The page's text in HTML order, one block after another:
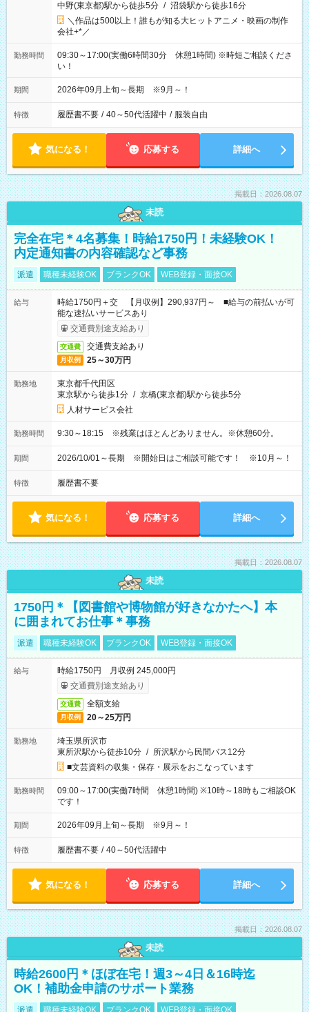
中野(東京都)駅から徒歩5分 / 沼袋駅から徒歩16分
＼作品は500以上！誰もが知る大ヒットアニメ・映画の制作
会社+*／
勤務時間
09:30～17:00(実働6時間30分 休憩1時間) ※時短ご相談くださ
い！
期間 2026年09月上旬～長期 ※9月～！
特徴 履歴書不要 / 40～50代活躍中 / 服装自由
気になる！ 応募する 詳細へ
掲載日：2026.08.07
未読
完全在宅＊4名募集！時給1750円！未経験OK！
内定通知書の内容確認など事務
派遣 職種未経験OK ブランクOK WEB登録・面接OK
給与
時給1750円＋交 【月収例】290,937円～ ■給与の前払いが可
能な速払いサービスあり
交通費別途支給あり
交通費 交通費支給あり
月収例 25～30万円
勤務地
東京都千代田区
東京駅から徒歩1分 / 京橋(東京都)駅から徒歩5分
人材サービス会社
勤務時間 9:30～18:15 ※残業はほとんどありません。※休憩60分。
期間 2026/10/01～長期 ※開始日はご相談可能です！ ※10月～！
特徴 履歴書不要
気になる！ 応募する 詳細へ
掲載日：2026.08.07
未読
1750円＊【図書館や博物館が好きなかたへ】本
に囲まれてお仕事＊事務
派遣 職種未経験OK ブランクOK WEB登録・面接OK
給与
時給1750円 月収例 245,000円
交通費別途支給あり
交通費 全額支給
月収例 20～25万円
勤務地
埼玉県所沢市
東所沢駅から徒歩10分 / 所沢駅から民間バス12分
■文芸資料の収集・保存・展示をおこなっています
勤務時間
09:00～17:00(実働7時間 休憩1時間) ※10時～18時もご相談OK
です！
期間 2026年09月上旬～長期 ※9月～！
特徴 履歴書不要 / 40～50代活躍中
気になる！ 応募する 詳細へ
掲載日：2026.08.07
未読
時給2600円＊ほぼ在宅！週3～4日＆16時迄
OK！補助金申請のサポート業務
派遣 職種未経験OK ブランクOK WEB登録・面接OK